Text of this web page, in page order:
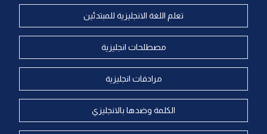
تعلم اللغة الانجليزية للمبتدئين
مصطلحات انجليزية
مرادفات انجليزية
الكلمة وضدها بالانجليزي